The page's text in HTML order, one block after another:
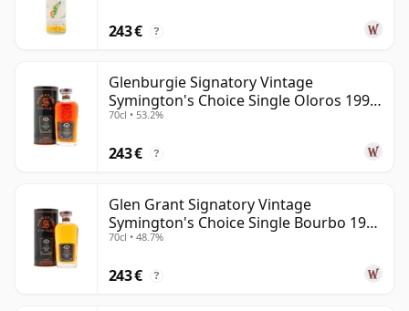
243 € ?
Glenburgie Signatory Vintage
Symington's Choice Single Oloros 1995
30 años
70cl • 53.2%
243 € ?
Glen Grant Signatory Vintage
Symington's Choice Single Bourbo 1995
30 años
70cl • 48.7%
243 € ?